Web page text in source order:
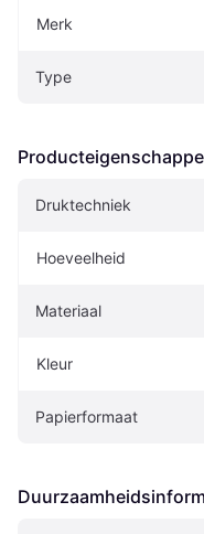
Merk
Type
Druktechniek
Hoeveelheid
Materiaal
Kleur
Papierformaat